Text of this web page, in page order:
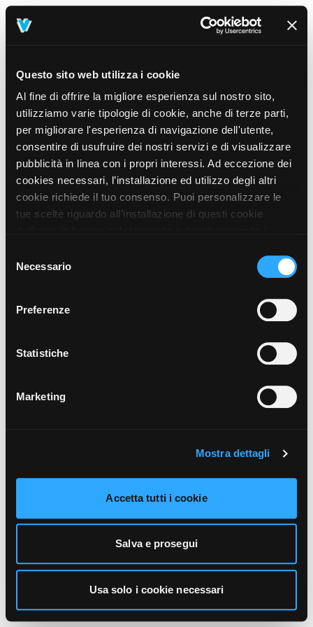
Questo sito web utilizza i cookie
Al fine di offrire la migliore esperienza sul nostro sito,
utilizziamo varie tipologie di cookie, anche di terze parti,
per migliorare l'esperienza di navigazione dell'utente,
consentire di usufruire dei nostri servizi e di visualizzare
pubblicità in linea con i propri interessi. Ad eccezione dei
cookies necessari, l’installazione ed utilizzo degli altri
cookie richiede il tuo consenso. Puoi personalizzare le
tue scelte riguardo all’installazione di questi cookie
prosegui” o decidere di accettare tutti i cookie, cliccando
sul pulsante “Accetta tutti i cookie”. Cliccando sul tasto
unicamente i cookie necessari alla navigazione. Per
funzionamento, puoi prendere visione dell’informativa
cliccando qui.
delNecessario
Preferenze
Statistiche
Marketing
Mostra dettagli
Accetta tutti i cookie
Salva e prosegui
Usa solo i cookie necessari
404